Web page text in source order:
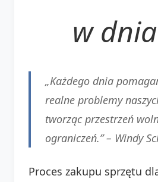
w
„Każdego dnia
realne problemy
tworząc przestrzeń
ograniczeń.” – Windy
Proces zakupu sprzętu